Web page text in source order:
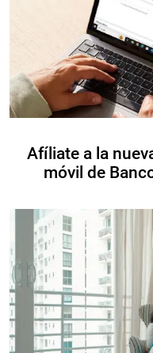
Afíliate a la
móvil de